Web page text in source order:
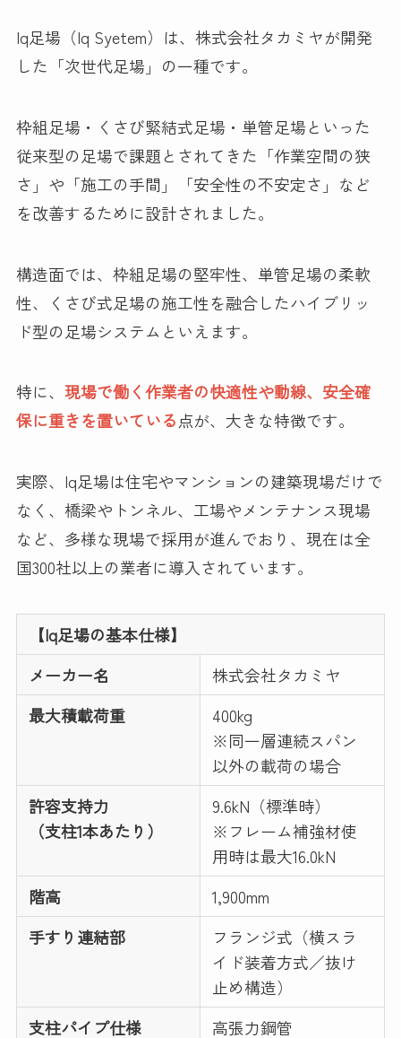
Iq足場（Iq Syetem）は、株式会社タカミヤが開発
した「次世代足場」の一種です。
枠組足場・くさび緊結式足場・単管足場といった
従来型の足場で課題とされてきた「作業空間の狭
さ」や「施工の手間」「安全性の不安定さ」など
を改善するために設計されました。
構造面では、枠組足場の堅牢性、単管足場の柔軟
性、くさび式足場の施工性を融合したハイブリッ
ド型の足場システムといえます。
特に、 現場で働く作業者の快適性や動線、安全確
保に重きを置いている点が、大きな特徴です。
実際、Iq足場は住宅やマンションの建築現場だけで
なく、橋梁やトンネル、工場やメンテナンス現場
など、多様な現場で採用が進んでおり、現在は全
国300社以上の業者に導入されています。
【Iq足場の基本仕様】
メーカー名
株式会社タカミヤ
最大積載荷重
400kg
※同一層連続スパン
以外の載荷の場合
許容支持力
（支柱1本あたり）
9.6kN（標準時）
※フレーム補強材使
用時は最大16.0kN
階高
1,900mm
手すり連結部
フランジ式（横スラ
イド装着方式／抜け
止め構造）
支柱パイプ仕様
高張力鋼管